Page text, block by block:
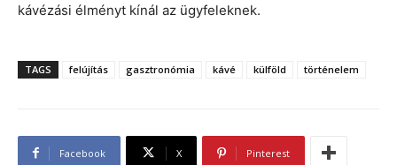
kávézási élményt kínál az ügyfeleknek.
TAGS felújítás gasztronómia kávé külföld történelem
Facebook X Pinterest